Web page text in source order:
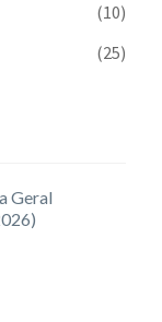
(10)
(25)
Geral